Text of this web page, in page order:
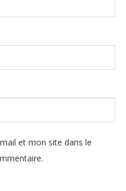
et mon site dans le